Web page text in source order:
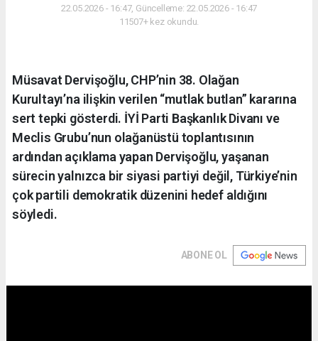
22.05.2026 - 16:47, Güncelleme: 22.05.2026 - 16:47
11507+ kez okundu.
Müsavat Dervişoğlu, CHP’nin 38. Olağan
Kurultayı’na ilişkin verilen “mutlak butlan” kararına
sert tepki gösterdi. İYİ Parti Başkanlık Divanı ve
Meclis Grubu’nun olağanüstü toplantısının
ardından açıklama yapan Dervişoğlu, yaşanan
sürecin yalnızca bir siyasi partiyi değil, Türkiye’nin
çok partili demokratik düzenini hedef aldığını
söyledi.
ABONE OL